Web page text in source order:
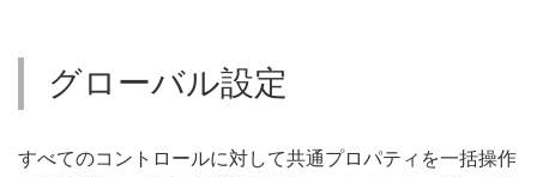
グローバル設定
すべてのコントロールに対して共通プロパティを一括操作